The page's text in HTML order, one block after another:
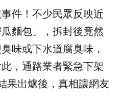
件！不少民眾反映近
麵包 」，拆封後竟然
味或下水道腐臭味，
，通路業者緊急下架
果出爐後，真相讓網友